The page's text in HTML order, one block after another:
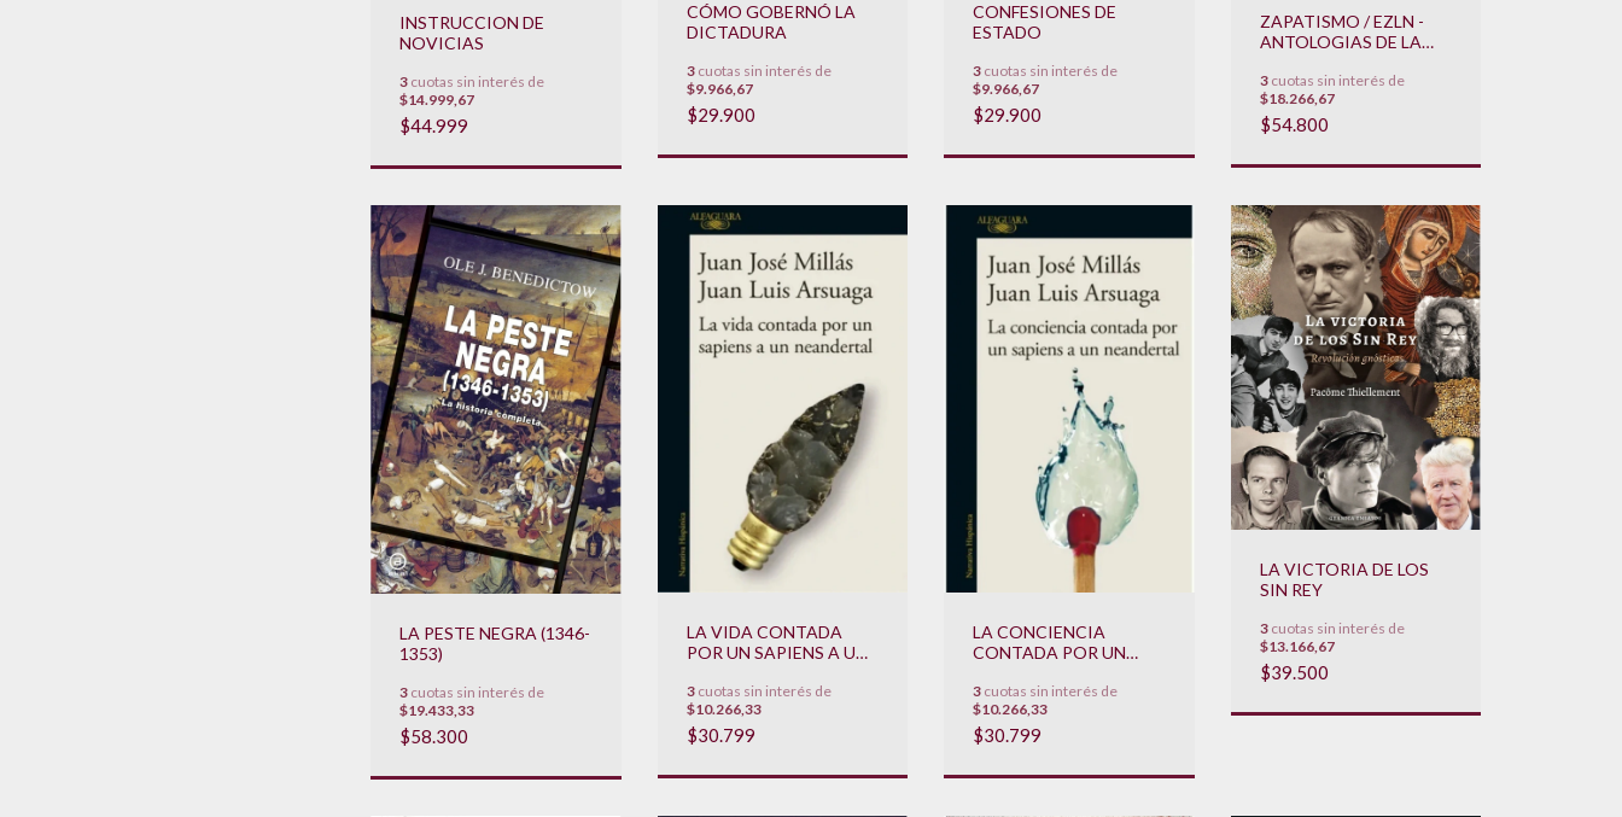
INSTRUCCION DE
NOVICIAS
3 cuotas sin interés de
$14.999,67
$44.999
CÓMO GOBERNÓ LA
DICTADURA
3cuotas sin interés de
$9.966,67
$29.900
CONFESIONES DE
ESTADO
3 cuotas sin interés de
$9.966,67
$29.900
ZAPATISMO / EZLN -
ANTOLOGIAS DE LA
3cuotas sin interés de
$18.266,67
$54.800
LA PESTE NEGRA (1346-
1353)
3 cuotas sin interés de
$19.433,33
$58.300
LA VIDA CONTADA
POR UN SAPIENS A UN
3cuotas sin interés de
$10.266,33
$30.799
LA CONCIENCIA
CONTADA POR UN
NEANDERTAL
3 cuotas sin interés de
$10.266,33
$30.799
LA VICTORIA DE LOS
SIN REY
3cuotas sin interés de
$13.166,67
$39.500